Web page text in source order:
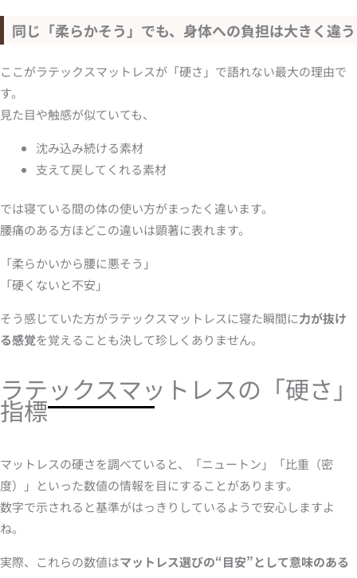
同じ「柔らかそう」でも、身体への負担は大きく違う
ここがラテックスマットレスが「硬さ」で語れない最大の理由で
す。
見た目や触感が似ていても、
沈み込み続ける素材
支えて戻してくれる素材
では寝ている間の体の使い方がまったく違います。
腰痛のある方ほどこの違いは顕著に表れます。
「柔らかいから腰に悪そう」
「硬くないと不安」
そう感じていた方がラテックスマットレスに寝た瞬間に力が抜け
る感覚を覚えることも決して珍しくありません。
ラテックスマットレスの「硬さ」
指標
マットレスの硬さを調べていると、「ニュートン」「比重（密
度）」といった数値の情報を目にすることがあります。
数字で示されると基準がはっきりしているようで安心しますよ
ね。
実際、これらの数値はマットレス選びの“目安”として意味のある